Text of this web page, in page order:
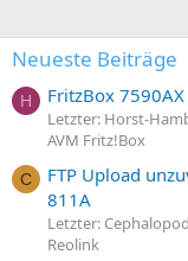
Neueste Beiträge
H FritzBox 7590AX
Letzter: Horst-
AVM Fritz!Box
C
FTP Upload
811A
Letzter: Cephalopod
Reolink